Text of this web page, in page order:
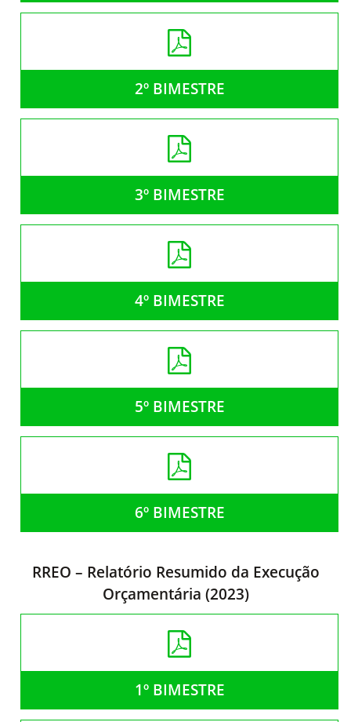
2º BIMESTRE
3º BIMESTRE
4º BIMESTRE
5º BIMESTRE
6º BIMESTRE
RREO – Relatório Resumido da Execução
Orçamentária (2023)
1º BIMESTRE